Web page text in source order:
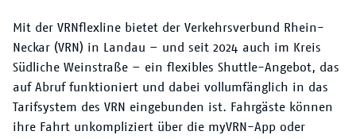
Mit der VRNflexline bietet der Verkehrsverbund Rhein-
Neckar (VRN) in Landau – und seit 2024 auch im Kreis
Südliche Weinstraße – ein flexibles Shuttle-Angebot, das
auf Abruf funktioniert und dabei vollumfänglich in das
Tarifsystem des VRN eingebunden ist. Fahrgäste können
ihre Fahrt unkompliziert über die myVRN-App oder